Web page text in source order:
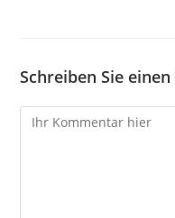
Schreiben Sie
Kommentare